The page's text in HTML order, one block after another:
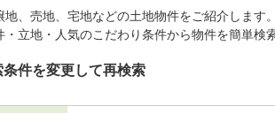
、売地、宅地などの土地物件をご紹介しま
立地・人気のこだわり条件から物件を簡単検
件を変更して再検索